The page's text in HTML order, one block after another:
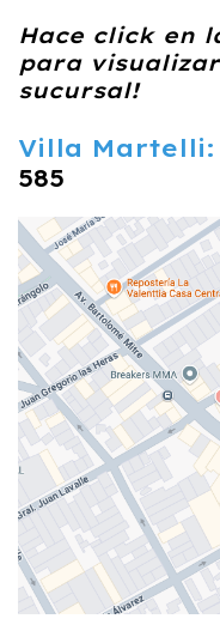
Hace click en
para
sucursal!
Villa Martelli:
585